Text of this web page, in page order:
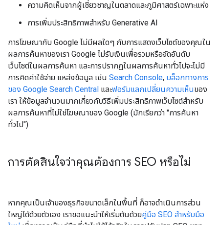
ความคิดเห็นจากผู้เชี่ยวชาญในตลาดและภูมิศาสตร์เฉพาะแห่ง
การเพิ่มประสิทธิภาพสำหรับ Generative AI
การโฆษณากับ Google ไม่มีผลใดๆ กับการแสดงเว็บไซต์ของคุณใน
ผลการค้นหาของเรา Google ไม่รับเงินเพื่อรวมหรือจัดอันดับ
เว็บไซต์ในผลการค้นหา และการปรากฏในผลการค้นหาทั่วไปจะไม่มี
การคิดค่าใช้จ่าย แหล่งข้อมูล เช่น Search Console, บล็อกทางการ
ของ Google Search Central และฟอรัมแลกเปลี่ยนความเห็นของ
เรา ให้ข้อมูลจำนวนมากเกี่ยวกับวิธีเพิ่มประสิทธิภาพเว็บไซต์สำหรับ
ผลการค้นหาที่ไม่ใช่โฆษณาของ Google (มักเรียกว่า "การค้นหา
ทั่วไป")
การตัดสินใจว่าคุณต้องการ SEO หรือไม่
หากคุณเป็นเจ้าของธุรกิจขนาดเล็กในพื้นที่ ก็อาจดำเนินการส่วน
ใหญ่ได้ด้วยตัวเอง เราขอแนะนำให้เริ่มต้นด้วยคู่มือ SEO สำหรับมือ